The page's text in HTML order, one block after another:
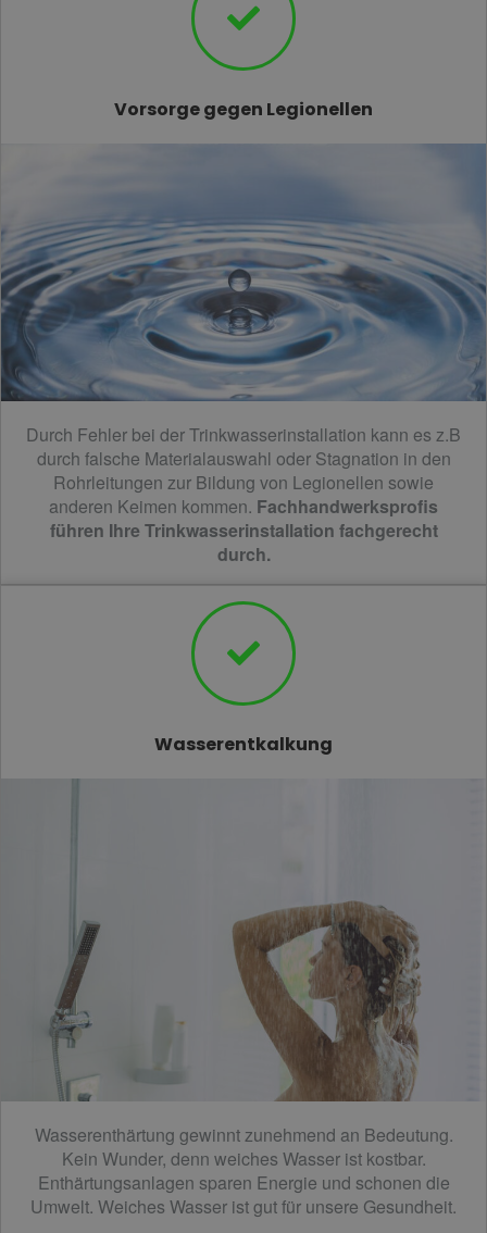
Vorsorge gegen Legionellen
Durch Fehler bei der Trinkwasserinstallation kann es z.B
durch falsche Materialauswahl oder Stagnation in den
Rohrleitungen zur Bildung von Legionellen sowie
anderen Keimen kommen. Fachhandwerksprofis
führen Ihre Trinkwasserinstallation fachgerecht
durch.
Wasserentkalkung
Wasserenthärtung gewinnt zunehmend an Bedeutung.
Kein Wunder, denn weiches Wasser ist kostbar.
Enthärtungsanlagen sparen Energie und schonen die
Umwelt. Weiches Wasser ist gut für unsere Gesundheit.